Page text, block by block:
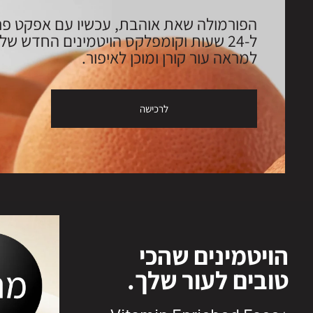
הפורמולה שאת אוהבת, עכשיו עם אפקט
ל-24 שעות וקומפלקס הויטמינים החדש שלנו
למראה עור קורן ומוכן לאיפור.
לרכישה
הויטמינים שהכי
טובים לעור שלך.